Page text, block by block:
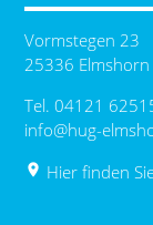
Vormstegen 23
25336 Elmshorn
Tel. 04121
info@hug-
place Hier finden